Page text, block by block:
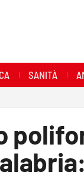
SANITÀ